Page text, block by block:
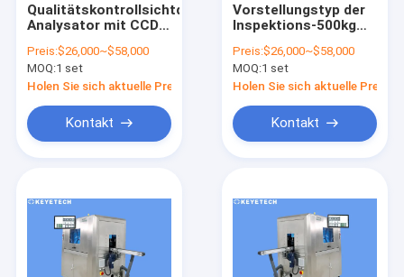
Qualitätskontrollsichtqualitäts-
Analysator mit CCD-
Preis:$26,000~$58,000
MOQ:1 set
Holen Sie sich aktuelle Preis
Kontakt
Vorstellungstyp der
Inspektions-500kg
entwickelter Kamera
für industriellen
Gebrauch
Preis:$26,000~$58,000
MOQ:1 set
Holen Sie sich aktuelle Preis
Kontakt